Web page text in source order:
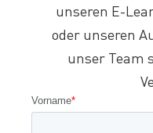
unseren E-
oder unseren
unser Team